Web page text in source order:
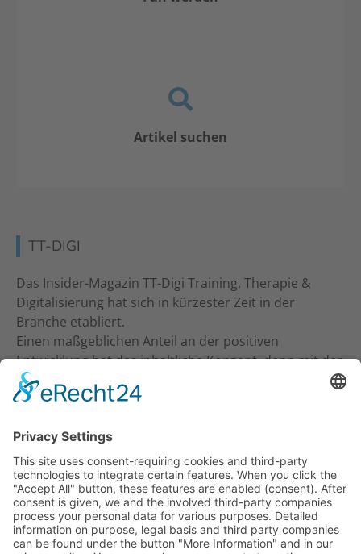
Artikel suchen
TT-DIGI
Das Insider-Magazin TT-Digi Training, Therapie &
Digitalisierung hat sich in kürzester Zeit in der
Branche etabliert.
Einen maßgeblichen Anteil an der positiven
Entwicklung hat das inhaltliche Konzept, denn mit der
inhaltlichen Ansprache an Studio-Inhaber, Trainer &
Therapeuten wurde ein neuer Standard gesetzt. Ein
KONTAKT
Verlag für Prävention & Gesundheit GmbH
Waldseestraße 27
77731 Willstätt